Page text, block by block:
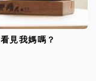
見我媽嗎？